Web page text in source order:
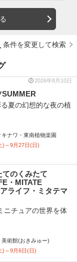
条件を変更して検索
2026年8月10日
夏の幻想的な夜の植
ナワ・東南植物楽園
)～9月27日(日)
てのくみたて
・MITATE
ライフ・ミタテマ
ニチュアの世界を体
術館(おきみゅー)
)～9月6日(日)